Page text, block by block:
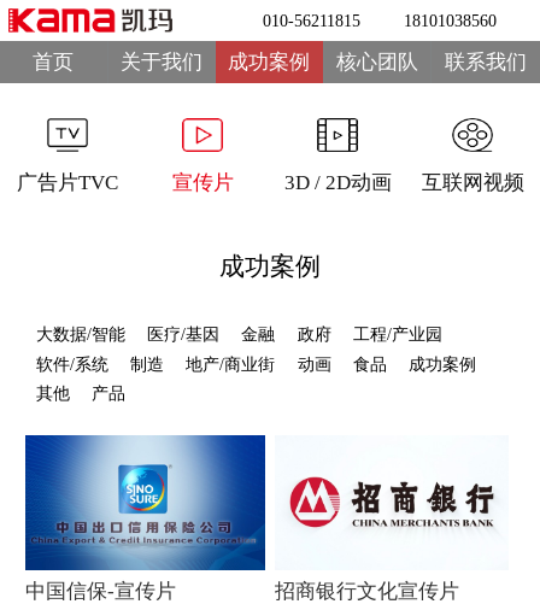
010-56211815 18101038560
首页 关于我们 成功案例 核心团队 联系我们
广告片TVC 宣传片 3D / 2D动画 互联网视频
成功案例
大数据/智能 医疗/基因 金融 政府
工程/产业园
软件/系统
制造 地产/商业街 动画 食品
成功案例
其他
产品
中国信保-宣传片 招商银行文化宣传片